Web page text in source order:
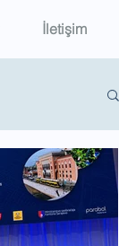
İletişim